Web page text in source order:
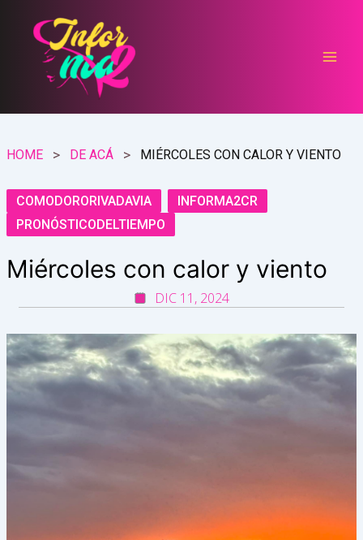
contenido
HOME DE ACÁ MIÉRCOLES CON CALOR Y VIENTO
COMODORORIVADAVIA
INFORMA2CR
PRONÓSTICODELTIEMPO
Miércoles con calor y viento
DIC 11, 2024